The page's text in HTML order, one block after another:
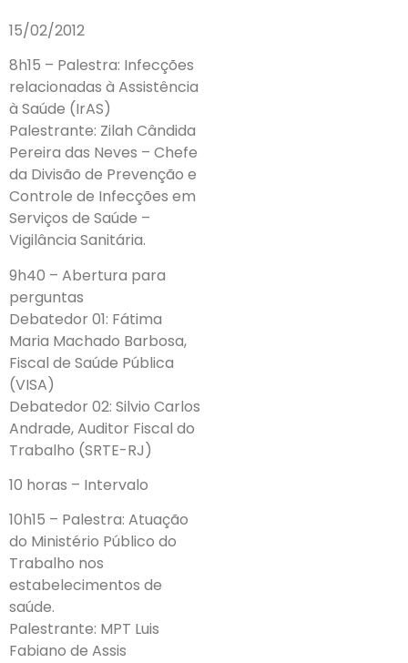
15/02/2012
8h15 – Palestra: Infecções
relacionadas à Assistência
à Saúde (IrAS)
Palestrante: Zilah Cândida
Pereira das Neves – Chefe
da Divisão de Prevenção e
Controle de Infecções em
Serviços de Saúde –
Vigilância Sanitária.
9h40 – Abertura para
perguntas
Debatedor 01: Fátima
Maria Machado Barbosa,
Fiscal de Saúde Pública
(VISA)
Debatedor 02: Silvio Carlos
Andrade, Auditor Fiscal do
Trabalho (SRTE-RJ)
10 horas – Intervalo
10h15 – Palestra: Atuação
do Ministério Público do
Trabalho nos
estabelecimentos de
saúde.
Palestrante: MPT Luis
Fabiano de Assis